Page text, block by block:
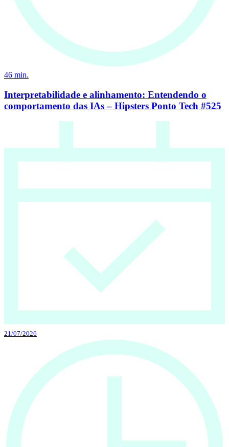
46 min.
Interpretabilidade e alinhamento: Entendendo o
comportamento das IAs – Hipsters Ponto Tech #525
21/07/2026